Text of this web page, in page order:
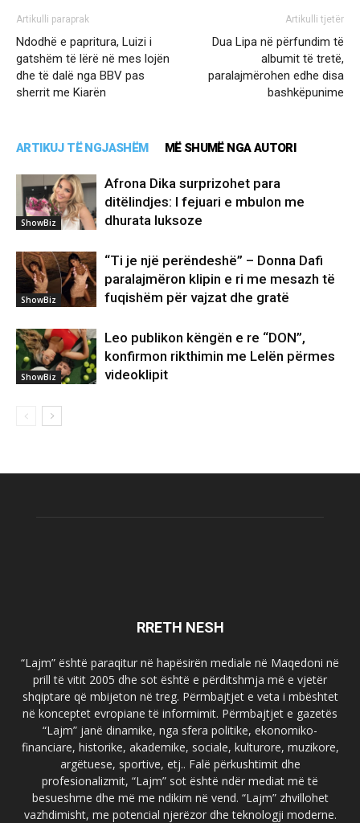
Artikulli paraprak
Ndodhë e papritura, Luizi i
gatshëm të lërë në mes lojën
dhe të dalë nga BBV pas
sherrit me Kiarën
Artikulli tjetër
Dua Lipa në përfundim të
albumit të tretë,
paralajmërohen edhe disa
bashkëpunime
ARTIKUJ TË NGJASHËM MË SHUMË NGA AUTORI
ShowBiz
Afrona Dika surprizohet para
ditëlindjes: I fejuari e mbulon me
dhurata luksoze
ShowBiz
“Ti je një perëndeshë” – Donna Dafi
paralajmëron klipin e ri me mesazh të
fuqishëm për vajzat dhe gratë
ShowBiz
Leo publikon këngën e re “DON”,
konfirmon rikthimin me Lelën përmes
videoklipit
RRETH NESH
“Lajm” është paraqitur në hapësirën mediale në Maqedoni në
prill të vitit 2005 dhe sot është e përditshmja më e vjetër
shqiptare që mbijeton në treg. Përmbajtjet e veta i mbështet
në konceptet evropiane të informimit. Përmbajtjet e gazetës
“Lajm” janë dinamike, nga sfera politike, ekonomiko-
financiare, historike, akademike, sociale, kulturore, muzikore,
argëtuese, sportive, etj.. Falë përkushtimit dhe
profesionalizmit, “Lajm” sot është ndër mediat më të
besueshme dhe më me ndikim në vend. “Lajm” zhvillohet
vazhdimisht, me potencial njerëzor dhe teknologji moderne.